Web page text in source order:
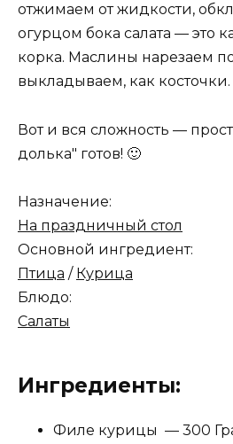
отжимаем от жидкости,
огурцом бока салата — это
корка. Маслины нарезаем
выкладываем, как косточки.
Вот и вся сложность —
долька" готов! 🙂
Назначение:
На праздничный стол
Основной ингредиент:
Птица / Курица
Блюдо:
Салаты
Ингредиенты:
Филе курицы — 300